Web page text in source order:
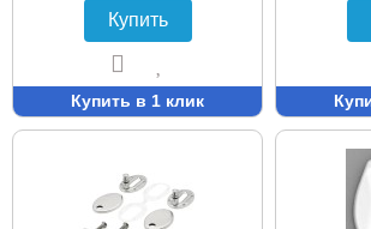
Купить
Купить в 1 клик